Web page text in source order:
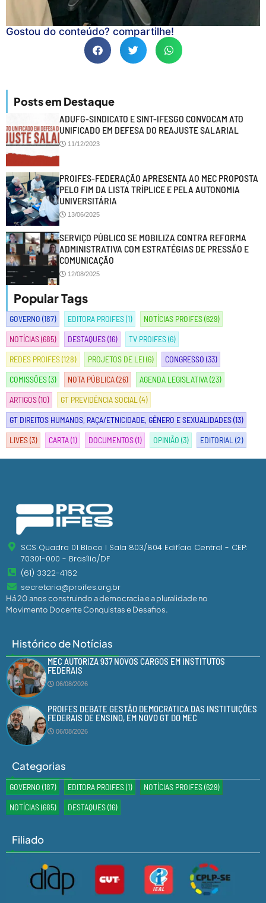
Gostou do conteúdo? compartilhe!
Posts em Destaque
ADUFG-SINDICATO E SINT-IFESGO CONVOCAM ATO
UNIFICADO EM DEFESA DO REAJUSTE SALARIAL
11/12/2023
PROIFES-FEDERAÇÃO APRESENTA AO MEC PROPOSTA
PELO FIM DA LISTA TRÍPLICE E PELA AUTONOMIA
UNIVERSITÁRIA
13/06/2025
SERVIÇO PÚBLICO SE MOBILIZA CONTRA REFORMA
ADMINISTRATIVA COM ESTRATÉGIAS DE PRESSÃO E
COMUNICAÇÃO
12/08/2025
Popular Tags
GOVERNO (187) EDITORA PROIFES(1) NOTÍCIAS PROIFES(629)
NOTÍCIAS(685) DESTAQUES(16) TV PROIFES(6)
REDES PROIFES(128) PROJETOS DE LEI(6) CONGRESSO (33)
COMISSÕES(3) NOTA PÚBLICA(26) AGENDA LEGISLATIVA(23)
ARTIGOS(10) GT PREVIDÊNCIA SOCIAL (4)
GT DIREITOS HUMANOS, RAÇA/ETNICIDADE, GÊNERO E SEXUALIDADES(13)
LIVES(3) CARTA(1) DOCUMENTOS(1) OPINIÃO (3) EDITORIAL (2)
SCS Quadra 01 Bloco I Sala 803/804 Edifício Central - CEP:
70301-000 - Brasília/DF
(61) 3322-4162
secretaria@proifes.org.br
Há 20 anos construindo a democracia e a pluralidade no
Movimento Docente Conquistas e Desafios.
Histórico de Notícias
MEC AUTORIZA 937 NOVOS CARGOS EM INSTITUTOS
FEDERAIS
06/08/2026
PROIFES DEBATE GESTÃO DEMOCRÁTICA DAS INSTITUIÇÕES
FEDERAIS DE ENSINO, EM NOVO GT DO MEC
06/08/2026
Categorias
GOVERNO (187) EDITORA PROIFES(1) NOTÍCIAS PROIFES(629)
NOTÍCIAS(685) DESTAQUES(16)
Filiado